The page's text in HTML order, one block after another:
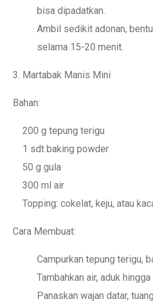
bisa dipadatkan.
Ambil sedikit adonan,
selama 15-20 menit.
3. Martabak Manis Mini
Bahan:
200 g tepung terigu
1 sdt baking powder
50 g gula
300 ml air
Topping: cokelat, keju, atau
Cara Membuat:
Campurkan tepung terigu,
Tambahkan air, aduk hingga
Panaskan wajan datar,